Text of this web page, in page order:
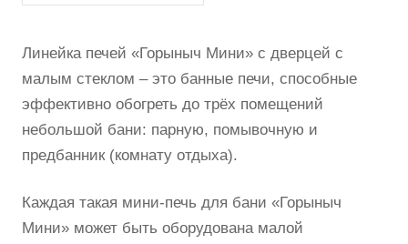
Линейка печей «Горыныч Мини» с дверцей с
малым стеклом – это банные печи, способные
эффективно обогреть до трёх помещений
небольшой бани: парную, помывочную и
предбанник (комнату отдыха).
Каждая такая мини-печь для бани «Горыныч
Мини» может быть оборудована малой